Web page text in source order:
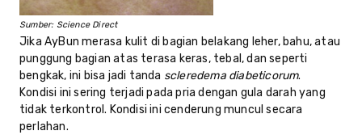
Sumber: Science Direct
Jika AyBun merasa kulit di bagian belakang leher, bahu, atau
punggung bagian atas terasa keras, tebal, dan seperti
bengkak, ini bisa jadi tanda scleredema diabeticorum.
Kondisi ini sering terjadi pada pria dengan gula darah yang
tidak terkontrol. Kondisi ini cenderung muncul secara
perlahan.